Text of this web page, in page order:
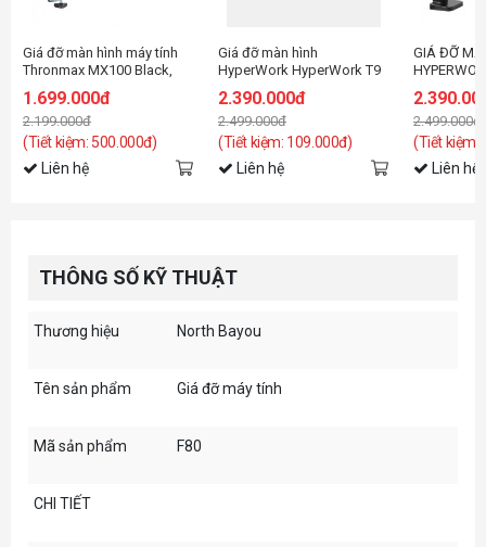
Giá đỡ màn hình máy tính
Thronmax MX100 Black,
1.699.000đ
2.199.000đ
(Tiết kiệm: 500.000đ)
Liên hệ
Giá đỡ màn hình
HyperWork HyperWork T9
Trắng
2.390.000đ
2.499.000đ
(Tiết kiệm: 109.000đ)
Liên hệ
GIÁ ĐỠ
2.499.000đ
(Tiết kiệm:
Liên hệ
THÔNG SỐ KỸ THUẬT
Thương hiệu North Bayou
Tên sản phẩm Giá đỡ máy tính
Mã sản phẩm F80
CHI TIẾT